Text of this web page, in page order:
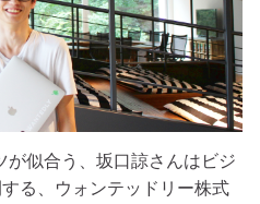
似合う、坂口諒さんはビジ
する、ウォンテッドリー株式